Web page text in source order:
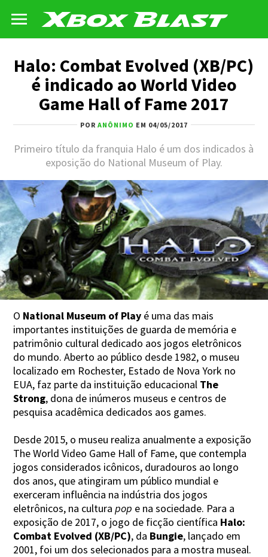
Halo: Combat Evolved (XB/PC)
é indicado ao World Video
Game Hall of Fame 2017
POR ANÔNIMO EM 04/05/2017
Primeiro título da franquia Halo é um dos indicados à
exposição do National Museum of Play.
O National Museum of Play é uma das mais
importantes instituições de guarda de memória e
patrimônio cultural dedicado aos jogos eletrônicos
do mundo. Aberto ao público desde 1982, o museu
localizado em Rochester, Estado de Nova York no
EUA, faz parte da instituição educacional The
Strong, dona de inúmeros museus e centros de
pesquisa acadêmica dedicados aos games.
Desde 2015, o museu realiza anualmente a exposição
The World Video Game Hall of Fame, que contempla
jogos considerados icônicos, duradouros ao longo
dos anos, que atingiram um público mundial e
exerceram influência na indústria dos jogos
eletrônicos, na culturapop e na sociedade. Para a
exposição de 2017, o jogo de ficção científica Halo:
Combat Evolved (XB/PC), da Bungie, lançado em
2001, foi um dos selecionados para a mostra museal.